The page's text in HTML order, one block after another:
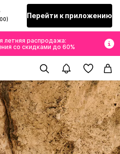
Перейти к приложению
летняя распродажа:
со скидками до 60%